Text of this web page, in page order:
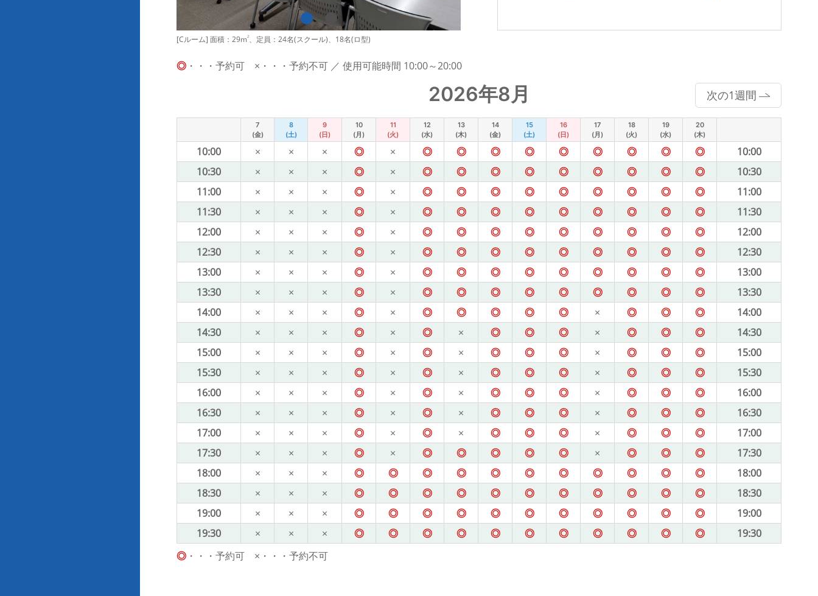
[Cルーム] 面積：29m2、定員：24名(スクール)、18名(ロ型)
◎ ・・・予約可 ×・・・予約不可 ／ 使用可能時間 10:00～20:00
2026年8月 次の1週間
7
(金)
8
(土)
9
(日)
10
(月)
11
(火)
12
(水)
13
(木)
14
(金)
15
(土)
16
(日)
17
(月)
18
(火)
19
(水)
20
(木)
10:00 × × × ◎ × ◎ ◎ ◎ ◎ ◎ ◎ ◎ ◎ ◎
10:00
10:30
× × × ◎ × ◎ ◎ ◎ ◎ ◎ ◎ ◎ ◎ ◎
10:30
11:00
× × × ◎ × ◎ ◎ ◎ ◎ ◎ ◎ ◎ ◎ ◎
11:00
11:30
× × × ◎ × ◎ ◎ ◎ ◎ ◎ ◎ ◎ ◎ ◎
11:30
12:00
× × × ◎ × ◎ ◎ ◎ ◎ ◎ ◎ ◎ ◎ ◎
12:00
12:30
× × × ◎ × ◎ ◎ ◎ ◎ ◎ ◎ ◎ ◎ ◎
12:30
13:00
× × × ◎ × ◎ ◎ ◎ ◎ ◎ ◎ ◎ ◎ ◎
13:00
13:30
× × × ◎ × ◎ ◎ ◎ ◎ ◎ ◎ ◎ ◎ ◎
13:30
14:00
× × × ◎ × ◎ ◎ ◎ ◎ ◎ × ◎ ◎ ◎
14:00
14:30
× × × ◎ × ◎ × ◎ ◎ ◎ × ◎ ◎ ◎
14:30
15:00
× × × ◎ × ◎ × ◎ ◎ ◎ × ◎ ◎ ◎
15:00
15:30
× × × ◎ × ◎ × ◎ ◎ ◎ × ◎ ◎ ◎
15:30
16:00
× × × ◎ × ◎ × ◎ ◎ ◎ × ◎ ◎ ◎
16:00
16:30
× × × ◎ × ◎ × ◎ ◎ ◎ × ◎ ◎ ◎
16:30
17:00
× × × ◎ × ◎ × ◎ ◎ ◎ × ◎ ◎ ◎
17:00
17:30
× × × ◎ × ◎ ◎ ◎ ◎ ◎ × ◎ ◎ ◎
17:30
18:00
× × × ◎ ◎ ◎ ◎ ◎ ◎ ◎ ◎ ◎ ◎ ◎
18:00
18:30
× × × ◎ ◎ ◎ ◎ ◎ ◎ ◎ ◎ ◎ ◎ ◎
18:30
19:00
× × × ◎ ◎ ◎ ◎ ◎ ◎ ◎ ◎ ◎ ◎ ◎
19:00
19:30
× × × ◎ ◎ ◎ ◎ ◎ ◎ ◎ ◎ ◎ ◎ ◎
19:30
◎ ・・・予約可 ×・・・予約不可